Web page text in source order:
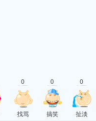
0 0 0
找骂 搞笑 扯淡